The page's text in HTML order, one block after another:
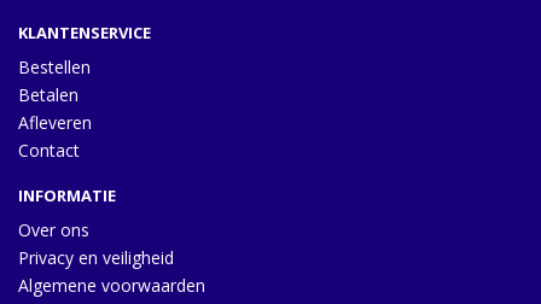
KLANTENSERVICE
Bestellen
Betalen
Afleveren
Contact
INFORMATIE
Over ons
Privacy en veiligheid
Algemene voorwaarden